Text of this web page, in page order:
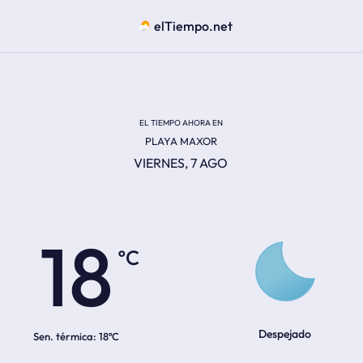
elTiempo.net
EL TIEMPO AHORA EN
PLAYA MAXOR
VIERNES, 7 AGO
18
Sen. térmica: 18ºC Despejado